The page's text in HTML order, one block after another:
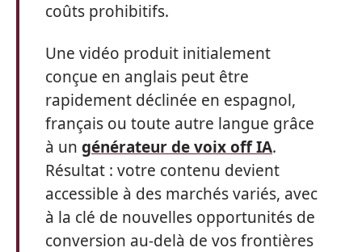
coûts prohibitifs.
Une vidéo produit initialement
conçue en anglais peut être
rapidement déclinée en espagnol,
français ou toute autre langue grâce
à un générateur de voix off IA.
Résultat : votre contenu devient
accessible à des marchés variés, avec
à la clé de nouvelles opportunités de
conversion au-delà de vos frontières